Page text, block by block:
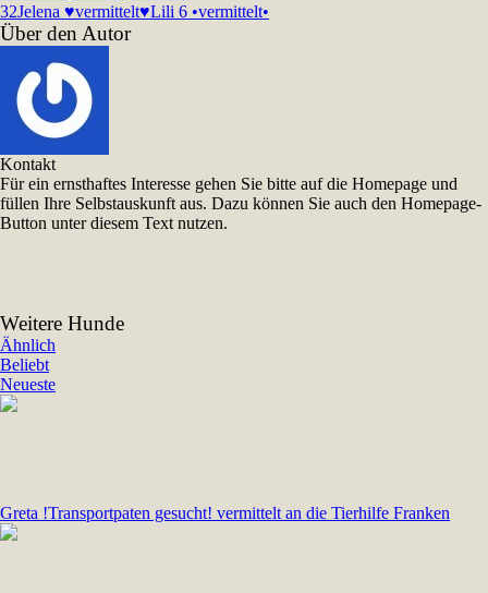
32Jelena ♥vermittelt♥Lili 6 •vermittelt•
Über den Autor
Kontakt
Für ein ernsthaftes Interesse gehen Sie bitte auf die Homepage und
füllen Ihre Selbstauskunft aus. Dazu können Sie auch den Homepage-
Button unter diesem Text nutzen.
Weitere Hunde
Ähnlich
Beliebt
Neueste
Greta !Transportpaten gesucht! vermittelt an die Tierhilfe Franken